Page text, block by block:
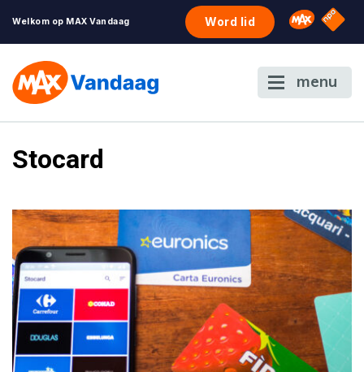
Welkom op MAX Vandaag Word lid Omroep
NPO
menu
Stocard